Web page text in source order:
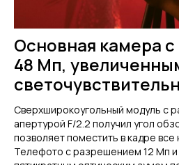
Основная камера
48 Мп,
Сверхширокоугольный модуль с
апертурой F/2.2 получил угол
позволяет поместить в кадре все
Телефото с разрешением 12 Мп и